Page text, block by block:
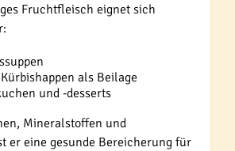
Fruchtfleisch eignet sich
als Beilage
und -desserts
Mineralstoffen und
er eine gesunde Bereicherung für